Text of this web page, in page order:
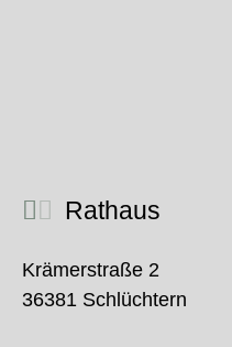
Rathaus
Krämerstraße 2
36381 Schlüchtern